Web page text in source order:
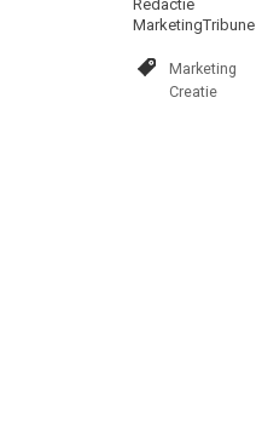
Redactie
MarketingTribune
Marketing
Creatie